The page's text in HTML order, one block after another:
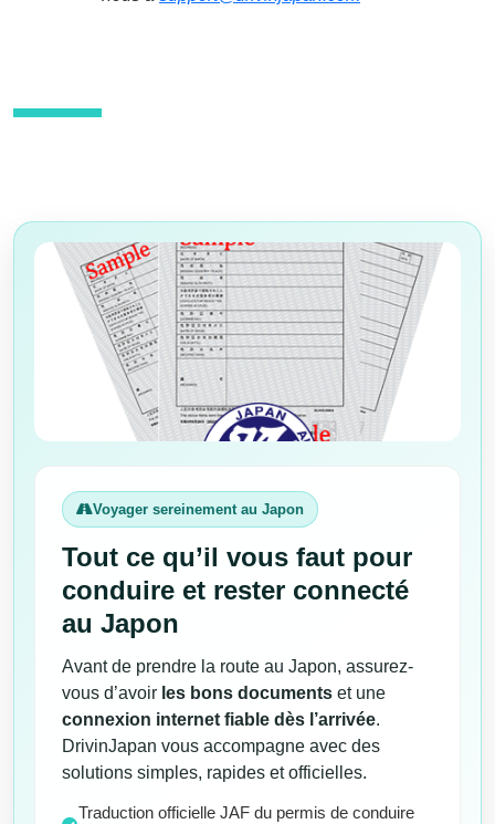
Voyager sereinement au Japon
Tout ce qu’il vous faut pour
conduire et rester connecté
au Japon
Avant de prendre la route au Japon, assurez-
vous d’avoir les bons documents et une
connexion internet fiable dès l’arrivée.
DrivinJapan vous accompagne avec des
solutions simples, rapides et officielles.
Traduction officielle JAF du permis de conduire